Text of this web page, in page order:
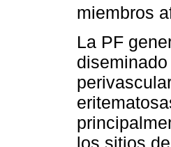
miembros
La PF
los sitios